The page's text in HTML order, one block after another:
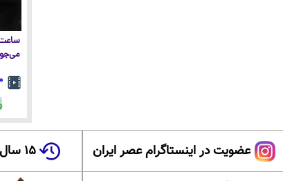
عضویت در اینستاگرام عصر ایران ۱۵ سال پیش در چنین روزی